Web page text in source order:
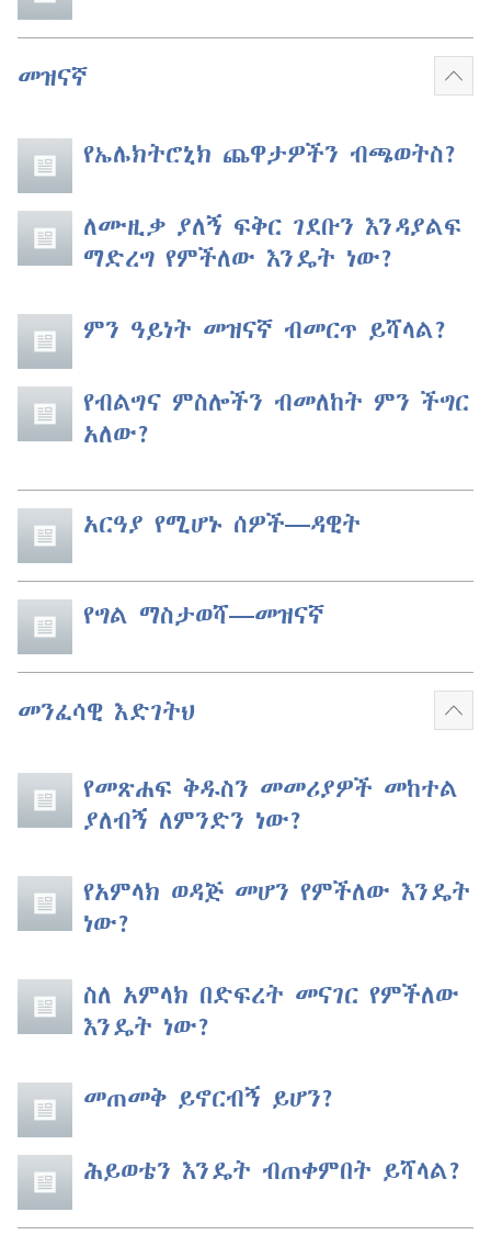
መዝናኛ
የኤሌክትሮኒክ ጨዋታዎችን ብጫወትስ?
ለሙዚቃ ያለኝ ፍቅር ገደቡን እንዳያልፍ
ማድረግ የምችለው እንዴት ነው?
ምን ዓይነት መዝናኛ ብመርጥ ይሻላል?
የብልግና ምስሎችን ብመለከት ምን ችግር
አለው?
አርዓያ የሚሆኑ ሰዎች​—ዳዊት
የግል ማስታወሻ​—መዝናኛ
መንፈሳዊ እድገትህ
የመጽሐፍ ቅዱስን መመሪያዎች መከተል
ያለብኝ ለምንድን ነው?
የአምላክ ወዳጅ መሆን የምችለው እንዴት
ነው?
ስለ አምላክ በድፍረት መናገር የምችለው
እንዴት ነው?
መጠመቅ ይኖርብኝ ይሆን?
ሕይወቴን እንዴት ብጠቀምበት ይሻላል?